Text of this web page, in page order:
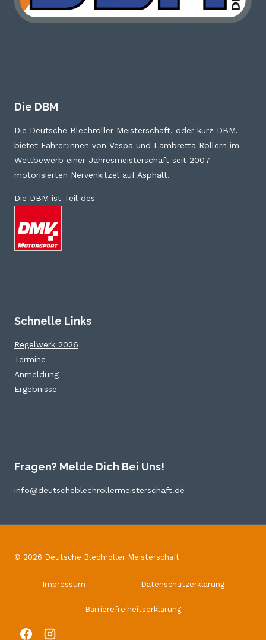
Die DBM
Die Deutsche Blechroller Meisterschaft, oder kurz DBM,
bietet Fahrer:innen von Vespa und Lambretta Rollern im
Wettbewerb einer Jahresmeisterschaft seit 2007
motorisierten Nervenkitzel auf Asphalt.
Die DBM ist Teil des
Schnelle Links
Regelwerk 2026
Termine
Anmeldung
Ergebnisse
Fragen? Melde Dich Bei Uns!
info@deutscheblechrollermeisterschaft.de
© 2026 Deutsche Blechroller Meisterschaft
Impressum Datenschutzerklärung
Barrierefreiheitserklärung